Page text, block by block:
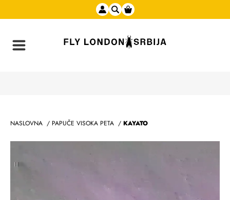
NASLOVNA / PAPUČE VISOKA PETA / KAYATO